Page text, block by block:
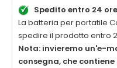
Spedito entro 24 ore
La batteria per portatile
spedire il prodotto entro
Nota: invieremo un'e-
consegna, che